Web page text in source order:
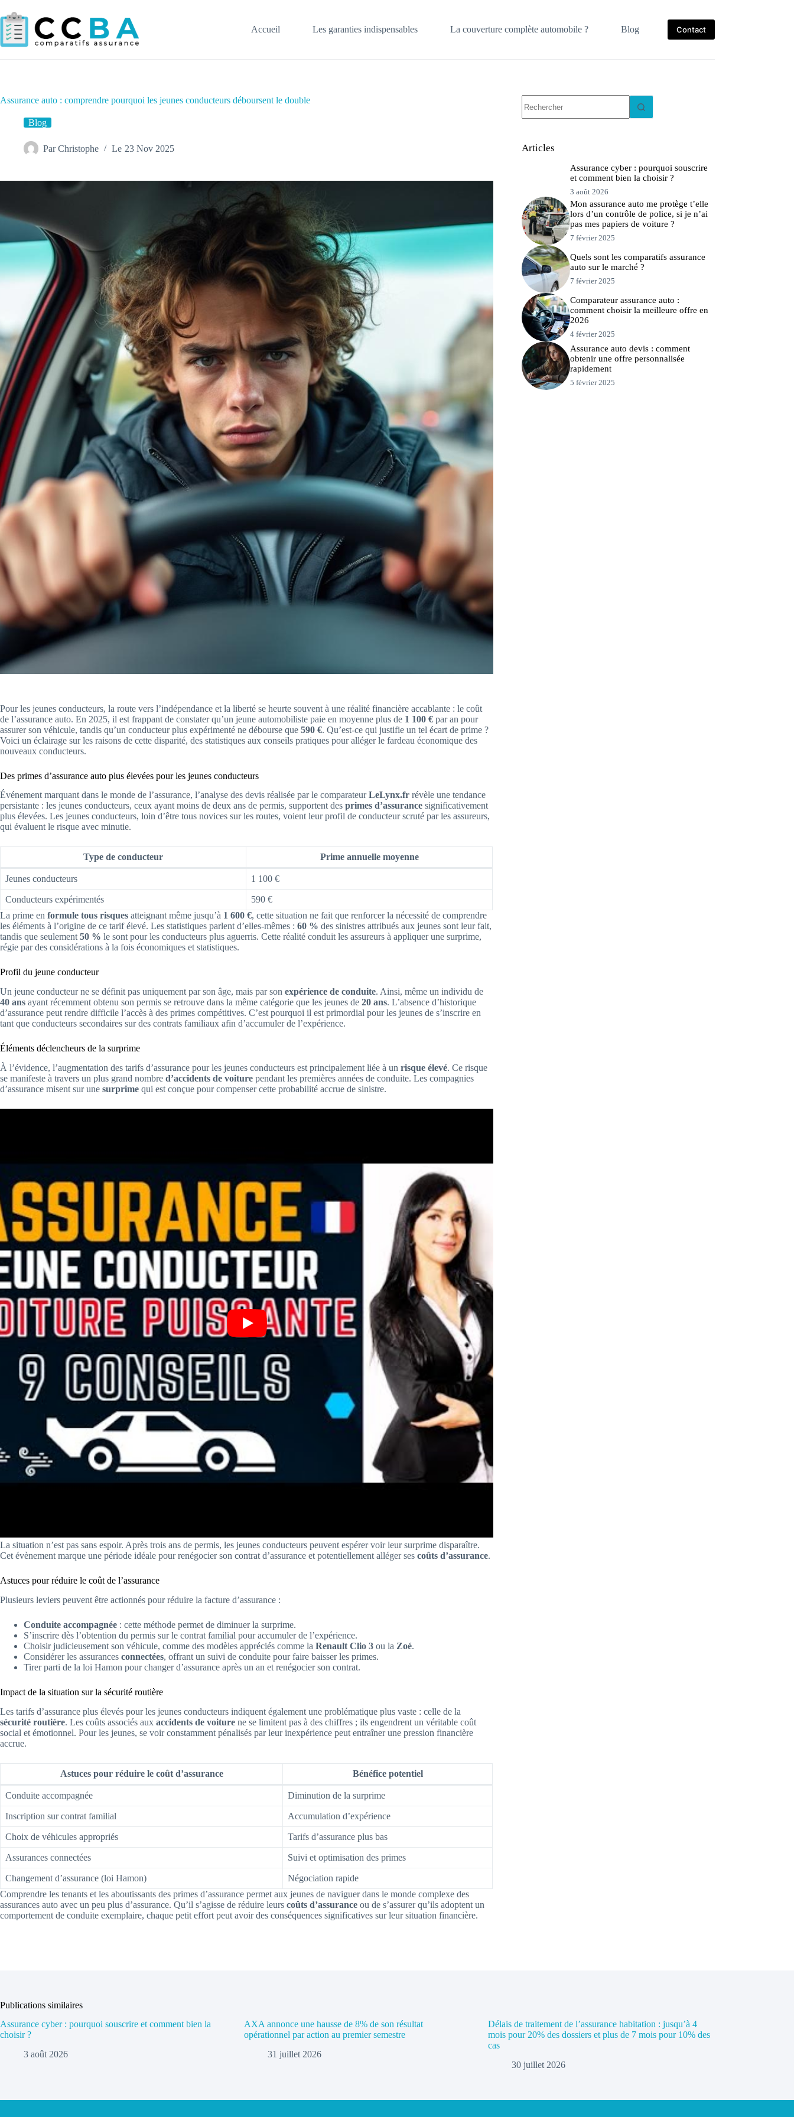
au
contenu
Accueil Les garanties indispensables La couverture complète automobile ? Blog Contact
Assurance auto : comprendre pourquoi les jeunes conducteurs déboursent le double
Blog
Par Christophe Le 23 Nov 2025
Pour les jeunes conducteurs, la route vers l’indépendance et la liberté se heurte souvent à une réalité financière accablante : le coût
de l’assurance auto. En 2025, il est frappant de constater qu’un jeune automobiliste paie en moyenne plus de 1 100 € par an pour
assurer son véhicule, tandis qu’un conducteur plus expérimenté ne débourse que 590 €. Qu’est-ce qui justifie un tel écart de prime ?
Voici un éclairage sur les raisons de cette disparité, des statistiques aux conseils pratiques pour alléger le fardeau économique des
nouveaux conducteurs.
Des primes d’assurance auto plus élevées pour les jeunes conducteurs
Événement marquant dans le monde de l’assurance, l’analyse des devis réalisée par le comparateurLeLynx.fr révèle une tendance
persistante : les jeunes conducteurs, ceux ayant moins de deux ans de permis, supportent des primes d’assurance significativement
plus élevées. Les jeunes conducteurs, loin d’être tous novices sur les routes, voient leur profil de conducteur scruté par les assureurs,
qui évaluent le risque avec minutie.
Type de conducteur Prime annuelle moyenne
Jeunes conducteurs 1 100 €
Conducteurs expérimentés
590 €
La prime en formule tous risques atteignant même jusqu’à 1 600 €, cette situation ne fait que renforcer la nécessité de comprendre
les éléments à l’origine de ce tarif élevé. Les statistiques parlent d’elles-mêmes : 60 % des sinistres attribués aux jeunes sont leur fait,
tandis que seulement50 % le sont pour les conducteurs plus aguerris. Cette réalité conduit les assureurs à appliquer une surprime,
régie par des considérations à la fois économiques et statistiques.
Profil du jeune conducteur
Un jeune conducteur ne se définit pas uniquement par son âge, mais par son expérience de conduite. Ainsi, même un individu de
40 ans ayant récemment obtenu son permis se retrouve dans la même catégorie que les jeunes de 20 ans. L’absence d’historique
d’assurance peut rendre difficile l’accès à des primes compétitives. C’est pourquoi il est primordial pour les jeunes de s’inscrire en
tant que conducteurs secondaires sur des contrats familiaux afin d’accumuler de l’expérience.
Éléments déclencheurs de la surprime
À l’évidence, l’augmentation des tarifs d’assurance pour les jeunes conducteurs est principalement liée à un risque élevé. Ce risque
se manifeste à travers un plus grand nombre d’accidents de voiture pendant les premières années de conduite. Les compagnies
d’assurance misent sur une surprime qui est conçue pour compenser cette probabilité accrue de sinistre.
La situation n’est pas sans espoir. Après trois ans de permis, les jeunes conducteurs peuvent espérer voir leur surprime disparaître.
Cet évènement marque une période idéale pour renégocier son contrat d’assurance et potentiellement alléger ses coûts d’assurance.
Astuces pour réduire le coût de l’assurance
Plusieurs leviers peuvent être actionnés pour réduire la facture d’assurance :
Conduite accompagnée : cette méthode permet de diminuer la surprime.
S’inscrire dès l’obtention du permis sur le contrat familial pour accumuler de l’expérience.
Choisir judicieusement son véhicule, comme des modèles appréciés comme la Renault Clio 3 ou la Zoé.
Considérer les assurances connectées, offrant un suivi de conduite pour faire baisser les primes.
Tirer parti de la loi Hamon pour changer d’assurance après un an et renégocier son contrat.
Impact de la situation sur la sécurité routière
Les tarifs d’assurance plus élevés pour les jeunes conducteurs indiquent également une problématique plus vaste : celle de la
sécurité routière. Les coûts associés aux accidents de voiture ne se limitent pas à des chiffres ; ils engendrent un véritable coût
social et émotionnel. Pour les jeunes, se voir constamment pénalisés par leur inexpérience peut entraîner une pression financière
accrue.
Astuces pour réduire le coût d’assurance Bénéfice potentiel
Conduite accompagnée Diminution de la surprime
Inscription sur contrat familial Accumulation d’expérience
Choix de véhicules appropriés Tarifs d’assurance plus bas
Assurances connectées Suivi et optimisation des primes
Changement d’assurance (loi Hamon)
Négociation rapide
Comprendre les tenants et les aboutissants des primes d’assurance permet aux jeunes de naviguer dans le monde complexe des
assurances auto avec un peu plus d’assurance. Qu’il s’agisse de réduire leurs coûts d’assurance ou de s’assurer qu’ils adoptent un
comportement de conduite exemplaire, chaque petit effort peut avoir des conséquences significatives sur leur situation financière.
résultat
Articles
Assurance cyber : pourquoi souscrire
et comment bien la choisir ?
3 août 2026
Mon assurance auto me protège t’elle
lors d’un contrôle de police, si je n’ai
pas mes papiers de voiture ?
7 février 2025
Quels sont les comparatifs assurance
auto sur le marché ?
7 février 2025
Comparateur assurance auto :
comment choisir la meilleure offre en
2026
4 février 2025
Assurance auto devis : comment
obtenir une offre personnalisée
rapidement
5 février 2025
Publications similaires
Assurance cyber : pourquoi souscrire et comment bien la
choisir ?
3 août 2026
AXA annonce une hausse de 8% de son résultat
opérationnel par action au premier semestre
31 juillet 2026
Délais de traitement de l’assurance habitation : jusqu’à 4
mois pour 20% des dossiers et plus de 7 mois pour 10% des
cas
30 juillet 2026